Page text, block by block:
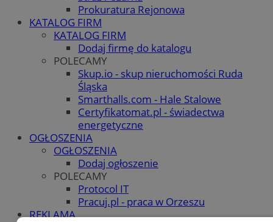
Prokuratura Rejonowa
KATALOG FIRM
KATALOG FIRM
Dodaj firmę do katalogu
POLECAMY
Skup.io - skup nieruchomości Ruda
Śląska
Smarthalls.com - Hale Stalowe
Certyfikatomat.pl - świadectwa
energetyczne
OGŁOSZENIA
OGŁOSZENIA
Dodaj ogłoszenie
POLECAMY
Protocol IT
Pracuj.pl - praca w Orzeszu
REKLAMA